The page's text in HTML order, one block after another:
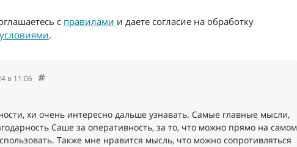
с правилами и даете согласие на обработку
условиями.
в 11:06
хи очень интересно дальше узнавать. Самые главные мысли,
Саше за оперативность, за то, что можно прямо на самом
Также мне нравится мысль, что можно сопротивляться